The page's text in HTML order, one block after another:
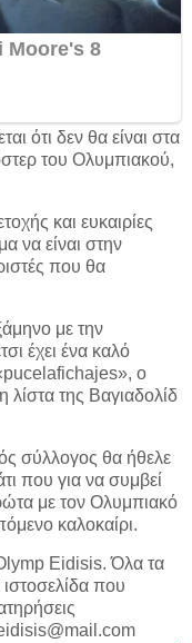
ότι δεν θα είναι στα
του Ολυμπιακού,
και ευκαιρίες
να είναι στην
που θα
με την
έχει ένα καλό
ο
λίστα της Βαγιαδολίδ
σύλλογος θα ήθελε
που για να συμβεί
με τον Ολυμπιακό
καλοκαίρι.
Eidisis. Όλα τα
που